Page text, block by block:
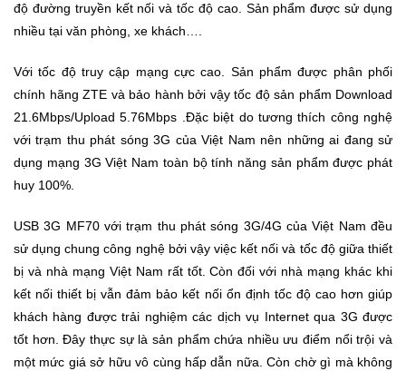
Phụ
Nhà
Cửa
Sống
Máy
Tính
Thiết
Bị
Văn
Phòng
độ đường truyền kết nối và tốc độ cao. Sản phẩm được sử dụng
nhiều tại văn phòng, xe khách….
Với tốc độ truy cập mạng cực cao. Sản phẩm được phân phối
chính hãng ZTE và bảo hành bởi vậy tốc độ sản phẩm Download
21.6Mbps/Upload 5.76Mbps .Đặc biệt do tương thích công nghệ
với trạm thu phát sóng 3G của Việt Nam nên những ai đang sử
dụng mạng 3G Việt Nam toàn bộ tính năng sản phẩm được phát
huy 100%.
USB 3G MF70 với trạm thu phát sóng 3G/4G của Việt Nam đều
sử dụng chung công nghệ bởi vậy việc kết nối và tốc độ giữa thiết
bị và nhà mạng Việt Nam rất tốt. Còn đối với nhà mạng khác khi
kết nối thiết bị vẫn đảm bảo kết nối ổn định tốc độ cao hơn giúp
khách hàng được trải nghiệm các dịch vụ Internet qua 3G được
tốt hơn. Đây thực sự là sản phẩm chứa nhiều ưu điểm nổi trội và
một mức giá sở hữu vô cùng hấp dẫn nữa. Còn chờ gì mà không